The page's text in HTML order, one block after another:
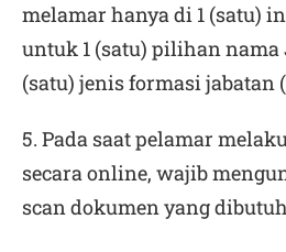
melamar hanya di 1 (satu)
untuk 1 (satu) pilihan nama
(satu) jenis formasi jabatan
5. Pada saat pelamar
secara online, wajib
scan dokumen yang